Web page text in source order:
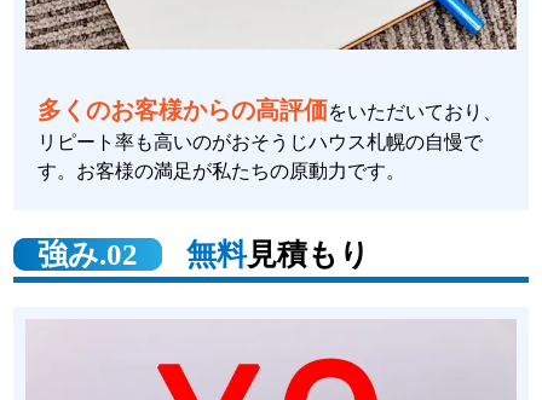
多くのお客様からの高評価をいただいており、
リピート率も高いのがおそうじハウス札幌の自慢で
す。お客様の満足が私たちの原動力です。
強み.02 無料見積もり